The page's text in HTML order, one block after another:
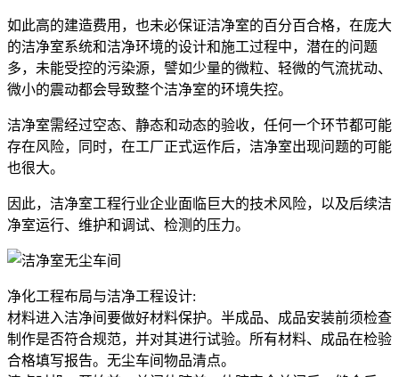
如此高的建造费用，也未必保证洁净室的百分百合格，在庞大
的洁净室系统和洁净环境的设计和施工过程中，潜在的问题
多，未能受控的污染源，譬如少量的微粒、轻微的气流扰动、
微小的震动都会导致整个洁净室的环境失控。
洁净室需经过空态、静态和动态的验收，任何一个环节都可能
存在风险，同时，在工厂正式运作后，洁净室出现问题的可能
也很大。
因此，洁净室工程行业企业面临巨大的技术风险，以及后续洁
净室运行、维护和调试、检测的压力。
净化工程布局与洁净工程设计:
材料进入洁净间要做好材料保护。半成品、成品安装前须检查
制作是否符合规范，并对其进行试验。所有材料、成品在检验
合格填写报告。无尘车间物品清点。